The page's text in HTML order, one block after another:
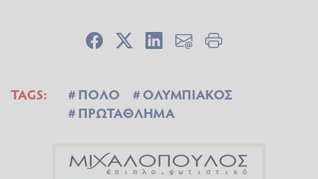
TAGS: ΠΟΛΟ
ΟΛΥΜΠΙΑΚΟΣ
ΠΡΩΤΑΘΛΗΜΑ